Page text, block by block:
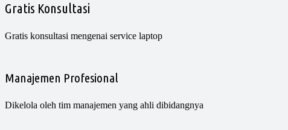
Gratis Konsultasi
Gratis konsultasi mengenai service laptop
Manajemen Profesional
Dikelola oleh tim manajemen yang ahli dibidangnya